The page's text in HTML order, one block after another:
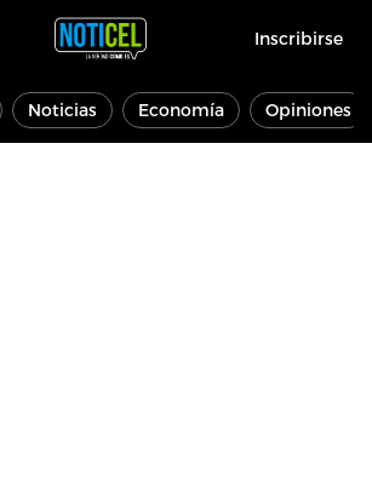
Inscribirse
Noticias Economía Opiniones